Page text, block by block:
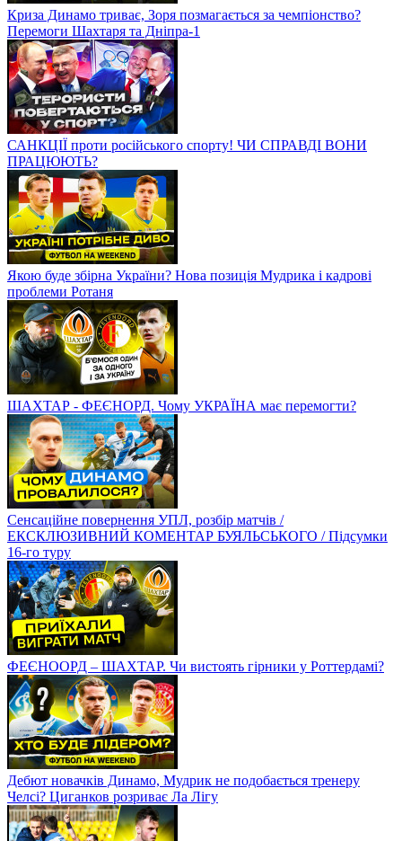
Криза Динамо триває, Зоря позмагається за чемпіонство?
Перемоги Шахтаря та Дніпра-1
САНКЦІЇ проти російського спорту! ЧИ СПРАВДІ ВОНИ
ПРАЦЮЮТЬ?
Якою буде збірна України? Нова позиція Мудрика і кадрові
проблеми Ротаня
ШАХТАР - ФЕЄНОРД. Чому УКРАЇНА має перемогти?
Сенсаційне повернення УПЛ, розбір матчів /
ЕКСКЛЮЗИВНИЙ КОМЕНТАР БУЯЛЬСЬКОГО / Підсумки
16-го туру
ФЕЄНООРД – ШАХТАР. Чи вистоять гірники у Роттердамі?
Дебют новачків Динамо, Мудрик не подобається тренеру
Челсі? Циганков розриває Ла Лігу